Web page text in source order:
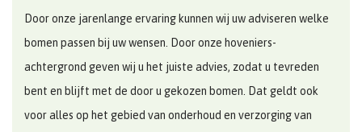
Door onze jarenlange ervaring kunnen wij uw adviseren welke
bomen passen bij uw wensen. Door onze hoveniers-
achtergrond geven wij u het juiste advies, zodat u tevreden
bent en blijft met de door u gekozen bomen. Dat geldt ook
voor alles op het gebied van onderhoud en verzorging van